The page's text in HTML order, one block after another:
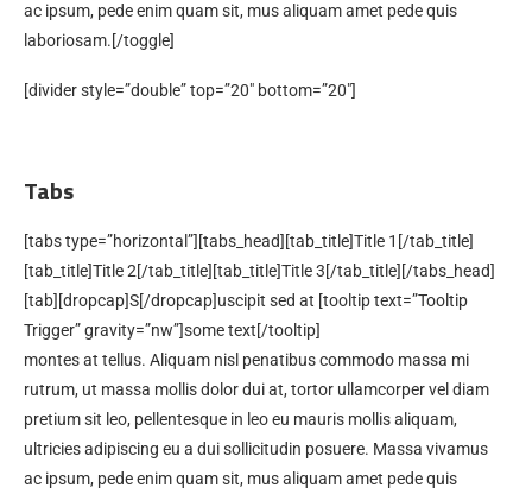
ac ipsum, pede enim quam sit, mus aliquam amet pede quis
laboriosam.[/toggle]
[divider style=”double” top=”20″ bottom=”20″]
Tabs
[tabs type=”horizontal”][tabs_head][tab_title]Title 1[/tab_title]
[tab_title]Title 2[/tab_title][tab_title]Title 3[/tab_title][/tabs_head]
[tab][dropcap]S[/dropcap]uscipit sed at [tooltip text=”Tooltip
Trigger” gravity=”nw”]some text[/tooltip]
montes at tellus. Aliquam nisl penatibus commodo massa mi
rutrum, ut massa mollis dolor dui at, tortor ullamcorper vel diam
pretium sit leo, pellentesque in leo eu mauris mollis aliquam,
ultricies adipiscing eu a dui sollicitudin posuere. Massa vivamus
ac ipsum, pede enim quam sit, mus aliquam amet pede quis